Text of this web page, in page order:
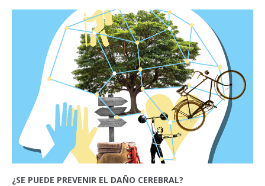
¿SE PUEDE PREVENIR EL DAÑO CEREBRAL?